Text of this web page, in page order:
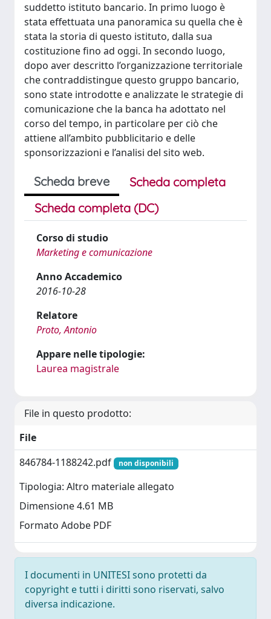
suddetto istituto bancario. In primo luogo è
stata effettuata una panoramica su quella che è
stata la storia di questo istituto, dalla sua
costituzione fino ad oggi. In secondo luogo,
dopo aver descritto l’organizzazione territoriale
che contraddistingue questo gruppo bancario,
sono state introdotte e analizzate le strategie di
comunicazione che la banca ha adottato nel
corso del tempo, in particolare per ciò che
attiene all’ambito pubblicitario e delle
sponsorizzazioni e l’analisi del sito web.
Scheda breve
Scheda completa
Scheda completa (DC)
Corso di studio
Marketing e comunicazione
Anno Accademico
2016-10-28
Relatore
Proto, Antonio
Appare nelle tipologie:
Laurea magistrale
File in questo prodotto:
File
846784-1188242.pdf
non disponibili
Tipologia: Altro materiale allegato
Dimensione 4.61 MB
Formato Adobe PDF
I documenti in UNITESI sono protetti da
copyright e tutti i diritti sono riservati, salvo
diversa indicazione.